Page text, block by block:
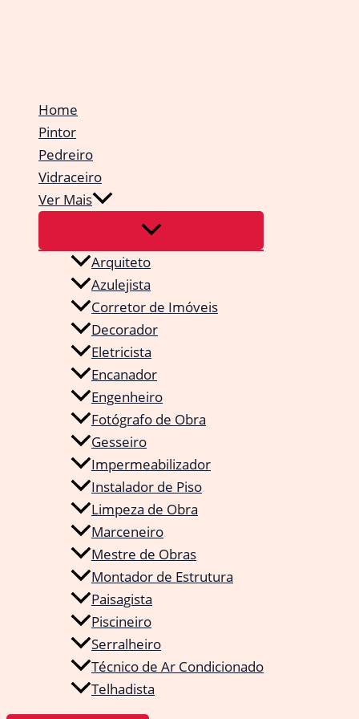
Home
Pintor
Pedreiro
Vidraceiro
Ver Mais
Arquiteto
Azulejista
Corretor de Imóveis
Decorador
Eletricista
Encanador
Engenheiro
Fotógrafo de Obra
Gesseiro
Impermeabilizador
Instalador de Piso
Limpeza de Obra
Marceneiro
Mestre de Obras
Montador de Estrutura
Paisagista
Piscineiro
Serralheiro
Técnico de Ar Condicionado
Telhadista